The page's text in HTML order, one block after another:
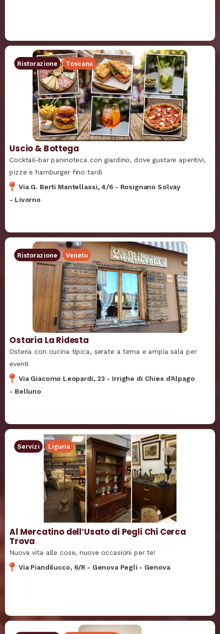
Ristorazione Toscana
Uscio & Bottega
Cocktail-bar paninoteca con giardino, dove gustare aperitivi,
pizze e hamburger fino tardi
Via G. Berti Mantellassi, 4/6 - Rosignano Solvay
- Livorno
Ristorazione Veneto
Ostaria La Ridesta
Osteria con cucina tipica, serate a tema e ampia sala per
eventi
Via Giacomo Leopardi, 23 - Irrighe di Chies d'Alpago
- Belluno
Servizi Liguria
Al Mercatino dell’Usato di Pegli Chi Cerca
Trova
Nuova vita alle cose, nuove occasioni per te!
Via Piandilucco, 6/R - Genova Pegli - Genova